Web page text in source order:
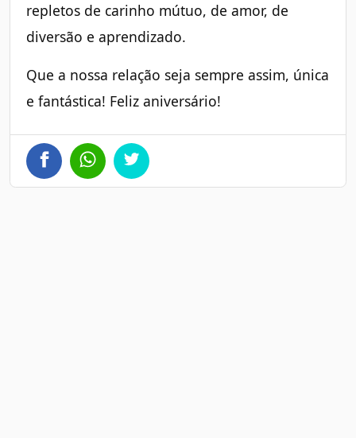
repletos de carinho mútuo, de amor, de
diversão e aprendizado.
Que a nossa relação seja sempre assim, única
e fantástica! Feliz aniversário!